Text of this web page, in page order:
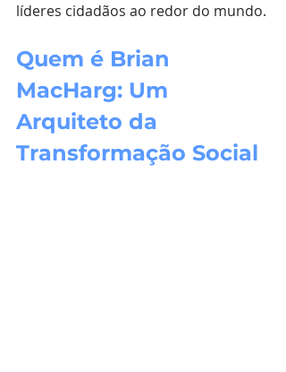
líderes cidadãos ao redor do mundo.
Quem é Brian
MacHarg: Um
Arquiteto da
Transformação Social